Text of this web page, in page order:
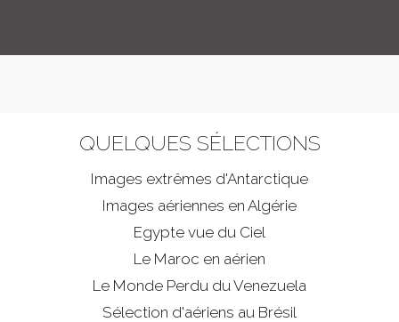
QUELQUES SÉLECTIONS
Images extrêmes d'Antarctique
Images aériennes en Algérie
Egypte vue du Ciel
Le Maroc en aérien
Le Monde Perdu du Venezuela
Sélection d'aériens au Brésil